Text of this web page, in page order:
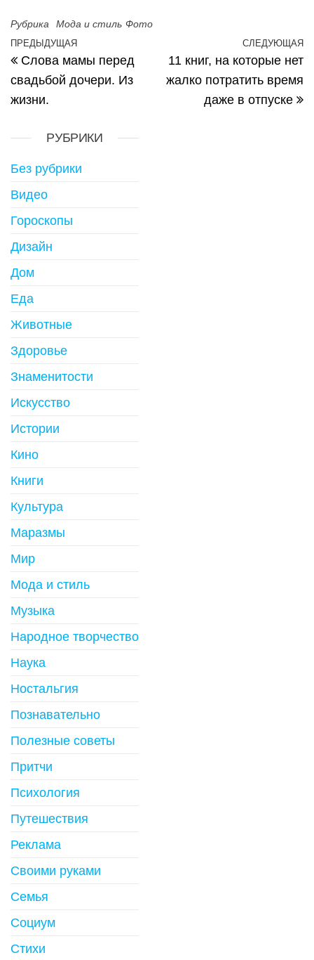
Рубрика Мода и стиль Фото
Навигация по записям
Предыдущая запись
ПРЕДЫДУЩАЯ
Слова мамы перед
свадьбой дочери. Из
жизни.
СЛЕДУЮЩАЯ
11 книг, на которые нет
жалко потратить время
даже в отпуске
РУБРИКИ
Без рубрики
Видео
Гороскопы
Дизайн
Дом
Еда
Животные
Здоровье
Знаменитости
Искусство
Истории
Кино
Книги
Культура
Маразмы
Мир
Мода и стиль
Музыка
Народное творчество
Наука
Ностальгия
Познавательно
Полезные советы
Притчи
Психология
Путешествия
Реклама
Своими руками
Семья
Социум
Стихи